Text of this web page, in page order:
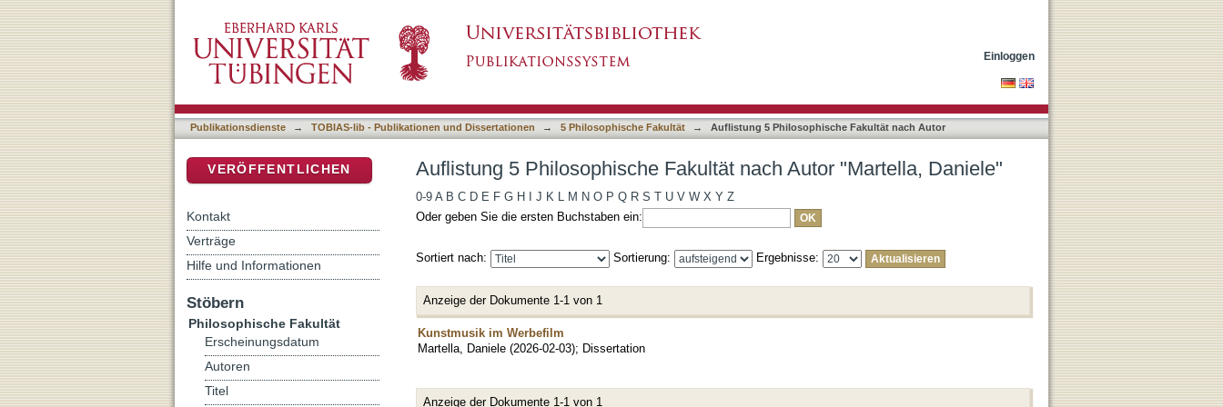
Einloggen
Publikationsdienste → TOBIAS-lib - Publikationen und Dissertationen → 5 Philosophische Fakultät → Auflistung 5 Philosophische Fakultät nach Autor
Auflistung 5 Philosophische Fakultät nach Autor "Martella, Daniele"
0-9 A B C D E F G H J K L M N O P Q R S T U V W X Y Z
Oder geben Sie die ersten Buchstaben ein:
Sortiert nach: Sortierung: Ergebnisse:
Anzeige der Dokumente 1-1 von 1
Kunstmusik im Werbefilm
Martella, Daniele (2026-02-03); Dissertation
Anzeige der Dokumente 1-1 von 1
VERÖFFENTLICHEN
Kontakt
Verträge
Hilfe und Informationen
Stöbern
Philosophische Fakultät
Erscheinungsdatum
Autoren
Titel